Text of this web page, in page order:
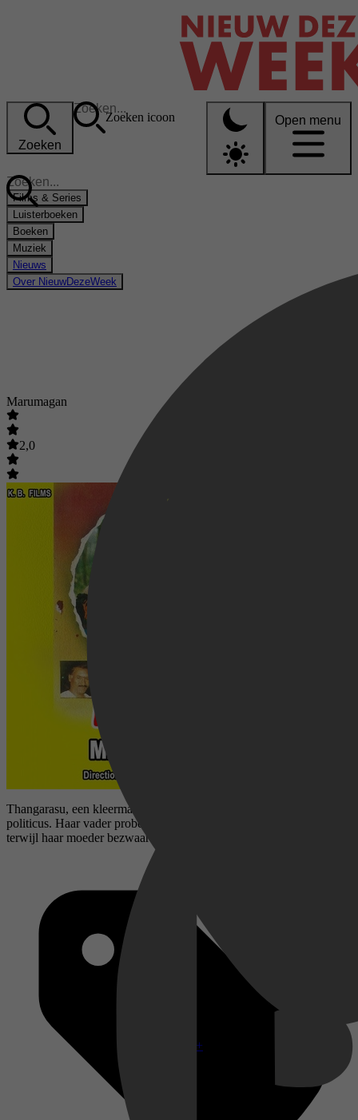
Zoeken
Zoeken icoon Open menu
Films & Series
Disney+
Luisterboeken
Boeken
Muziek
Nieuws
Over NieuwDezeWeek
Marumagan
2,0
Thangarasu, een kleermaker, wordt verliefd op de dochter van een
politicus. Haar vader probeert voordeel te halen uit deze situatie,
terwijl haar moeder bezwaar maakt tegen hun huwelijk.